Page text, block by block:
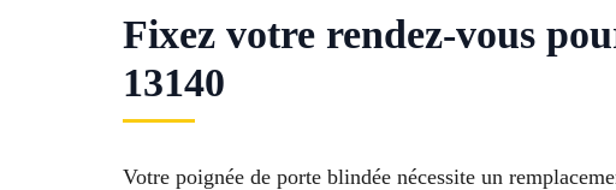
Fixez votre rendez-vous
13140
Votre poignée de porte blindée nécessite un